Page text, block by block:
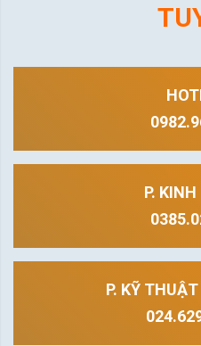
P.
P. KỸ